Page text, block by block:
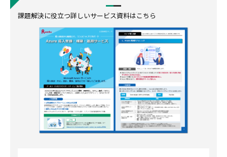
課題解決に役立つ詳しいサービス資料はこちら